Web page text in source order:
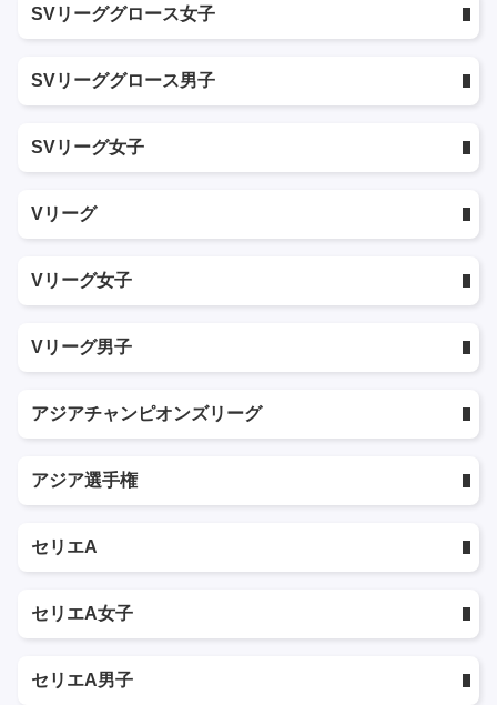
SVリーググロース女子
SVリーググロース男子
SVリーグ女子
Vリーグ
Vリーグ女子
Vリーグ男子
アジアチャンピオンズリーグ
アジア選手権
セリエA
セリエA女子
セリエA男子